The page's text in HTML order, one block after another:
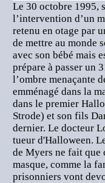
Le 30 octobre 1995,
l’intervention d’un
retenu en otage par
de mettre au monde
avec son bébé mais
prépare à passer un
l’ombre menaçante
emménagé dans la
dans le premier
Strode) et son fils
dernier. Le docteur
tueur d'Halloween.
de Myers ne fait que
masque, comme la
prisonniers vont